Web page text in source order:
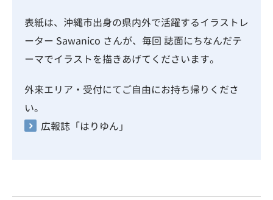
表紙は、沖縄市出身の県内外で活躍するイラストレ
ーター Sawanico さんが、毎回 誌面にちなんだテ
ーマでイラストを描きあげてくださいます。
外来エリア・受付にてご自由にお持ち帰りくださ
い。
広報誌「はりゆん」